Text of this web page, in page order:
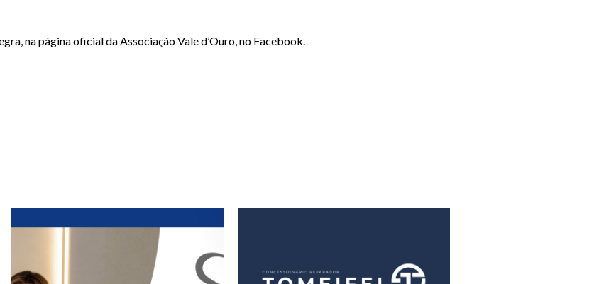
na página oficial da Associação Vale d’Ouro, no Facebook.